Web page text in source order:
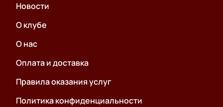
Новости
О клубе
О нас
Оплата и доставка
Правила оказания услуг
Политика конфиденциальности